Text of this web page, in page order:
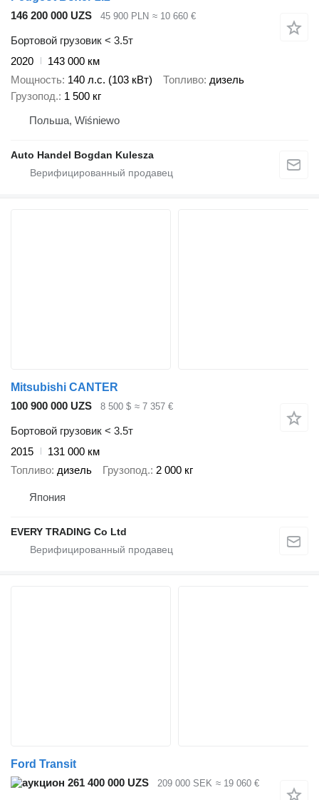
146 200 000 UZS
45 900 PLN ≈ 10 660 €
Бортовой грузовик < 3.5т
2020
143 000 км
Мощность 140 л.с. (103 кВт) Топливо дизель
Грузопод. 1 500 кг
Польша, Wiśniewo
Auto Handel Bogdan Kulesza
Mitsubishi CANTER
100 900 000 UZS
8 500 $ ≈ 7 357 €
Бортовой грузовик < 3.5т
2015
131 000 км
Топливо дизель Грузопод. 2 000 кг
Япония
EVERY TRADING Co Ltd
Ford Transit
261 400 000 UZS
209 000 SEK ≈ 19 060 €